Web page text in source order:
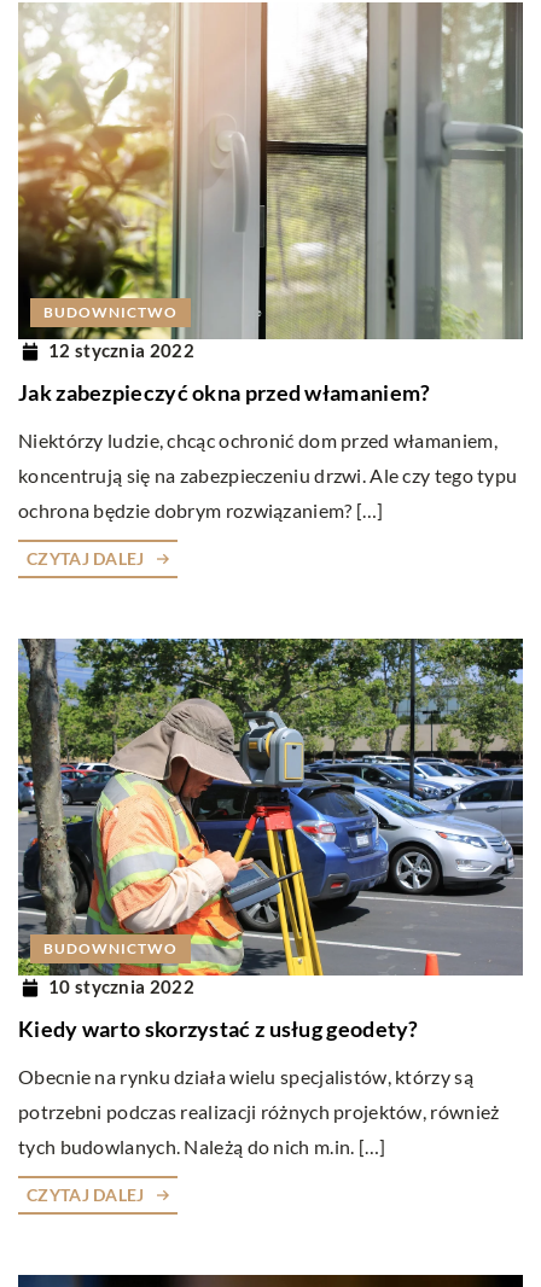
BUDOWNICTWO
12 stycznia 2022
Jak zabezpieczyć okna przed włamaniem?
Niektórzy ludzie, chcąc ochronić dom przed włamaniem,
koncentrują się na zabezpieczeniu drzwi. Ale czy tego typu
ochrona będzie dobrym rozwiązaniem? […]
CZYTAJ DALEJ
BUDOWNICTWO
10 stycznia 2022
Kiedy warto skorzystać z usług geodety?
Obecnie na rynku działa wielu specjalistów, którzy są
potrzebni podczas realizacji różnych projektów, również
tych budowlanych. Należą do nich m.in. […]
CZYTAJ DALEJ